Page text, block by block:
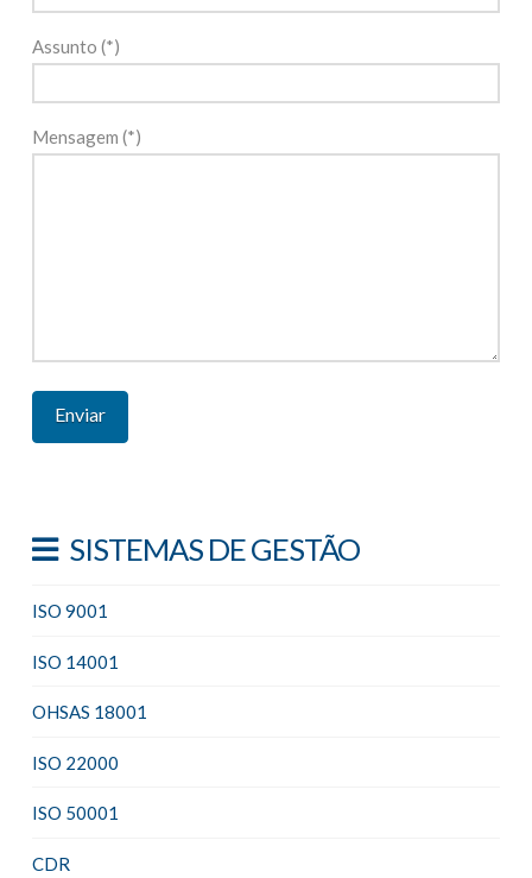
Assunto (*)
Mensagem (*)
SISTEMAS DE GESTÃO
ISO 9001
ISO 14001
OHSAS 18001
ISO 22000
ISO 50001
CDR